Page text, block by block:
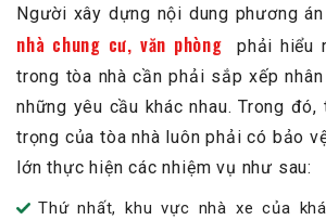
Người xây dựng nội dung phương
nhà chung cư, văn phòng
phải hiểu
trong tòa nhà cần phải sắp xếp
những yêu cầu khác nhau. Trong
trọng của tòa nhà luôn phải có bảo
lớn thực hiện các nhiệm vụ như sau:
Thứ nhất, khu vực nhà xe của